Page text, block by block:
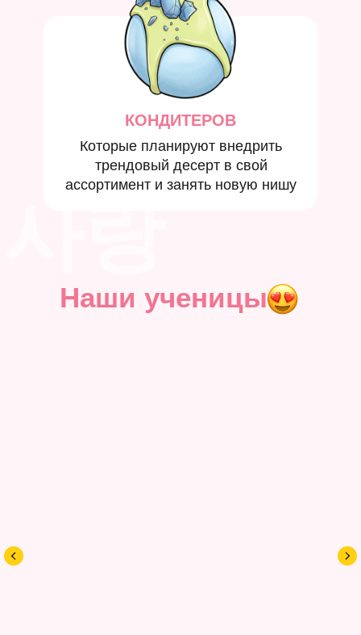
КОНДИТЕРОВ
Которые планируют внедрить
трендовый десерт в свой
ассортимент и занять новую нишу
Наши ученицы